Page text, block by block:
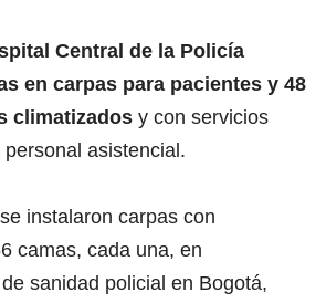
Central de la Policía
en carpas para pacientes y 48
climatizados y con servicios
asistencial.
instalaron carpas con
camas, cada una, en
sanidad policial en Bogotá,